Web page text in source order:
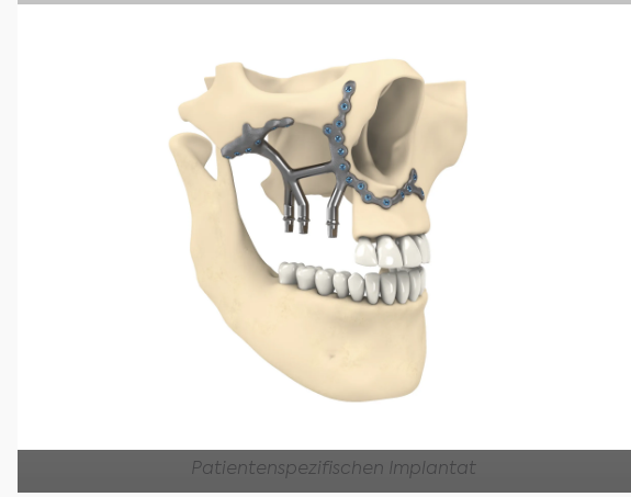
Patientenspezifischen Implantat